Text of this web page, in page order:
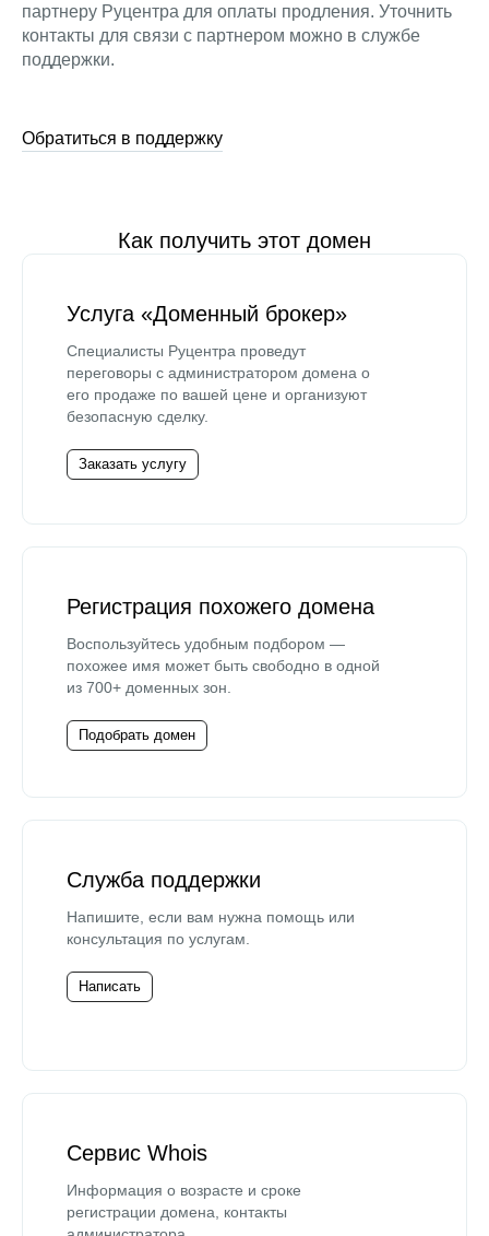
партнеру Руцентра для оплаты продления. Уточнить
контакты для связи с партнером можно в службе
поддержки.
Обратиться в поддержку
Как получить этот домен
Услуга «Доменный брокер»
Специалисты Руцентра проведут
переговоры с администратором домена о
его продаже по вашей цене и организуют
безопасную сделку.
Заказать услугу
Регистрация похожего домена
Воспользуйтесь удобным подбором —
похожее имя может быть свободно в одной
из 700+ доменных зон.
Подобрать домен
Служба поддержки
Напишите, если вам нужна помощь или
консультация по услугам.
Написать
Сервис Whois
Информация о возрасте и сроке
регистрации домена, контакты